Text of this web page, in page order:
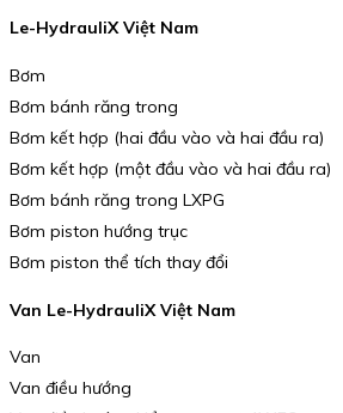
Le-HydrauliX Việt Nam
Bơm
Bơm bánh răng trong
Bơm kết hợp (hai đầu vào và hai đầu ra)
Bơm kết hợp (một đầu vào và hai đầu ra)
Bơm bánh răng trong LXPG
Bơm piston hướng trục
Bơm piston thể tích thay đổi
Van Le-HydrauliX Việt Nam
Van
Van điều hướng